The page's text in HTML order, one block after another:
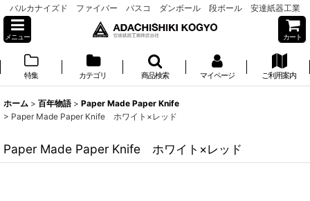
バルカナイズド ファイバー パスコ ダンボール 段ボール 安達紙器工業
メニュー カート
特集 カテゴリ 商品検索 マイページ ご利用案内
ホーム > 百年物語 > Paper Made Paper Knife
> Paper Made Paper Knife ホワイト×レッド
Paper Made Paper Knife ホワイト×レッド